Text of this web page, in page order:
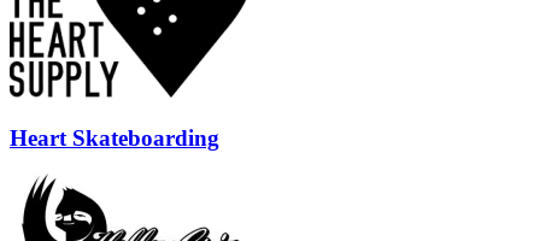
Heart Skateboarding